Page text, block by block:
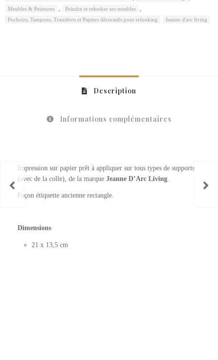
Meubles & Peintures Peindre et relooker ses meubles
Pochoirs, Tampons, Transferts et Papiers décoratifs pour relooking Jeanne d'arc living
Description
Informations complémentaires
Impression sur papier prêt à appliquer sur tous types de supports
(avec de la colle), de la marque Jeanne D’Arc Living.
Façon étiquette ancienne rectangle.
Dimensions
21 x 13,5 cm